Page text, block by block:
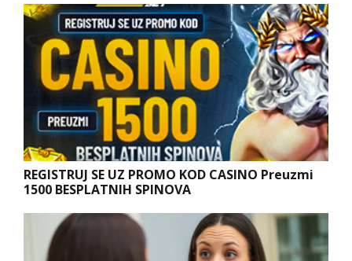
REGISTRUJ SE UZ PROMO KOD CASINO Preuzmi
1500 BESPLATNIH SPINOVA